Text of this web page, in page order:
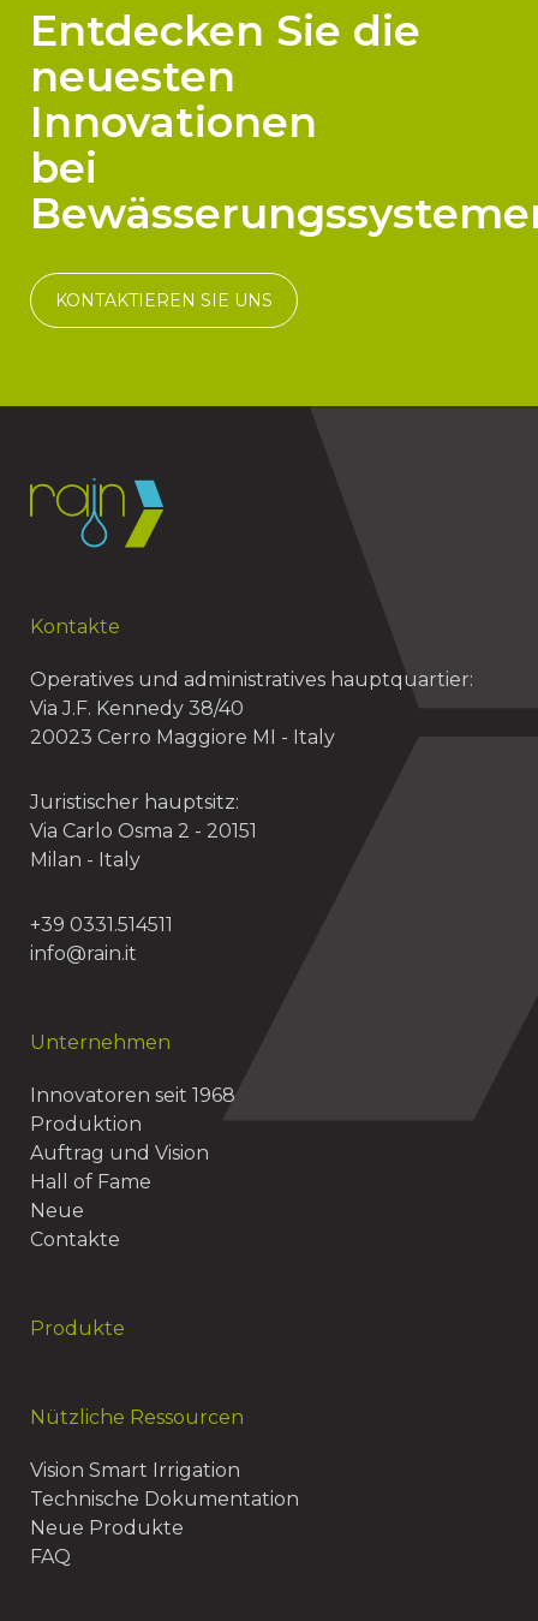
Entdecken Sie die
neuesten
Innovationen
bei
KONTAKTIEREN SIE UNS
Kontakte
Operatives und administratives hauptquartier:
Via J.F. Kennedy 38/40
20023 Cerro Maggiore MI - Italy
Juristischer hauptsitz:
Via Carlo Osma 2 - 20151
Milan - Italy
+39 0331.514511
info@rain.it
Unternehmen
Innovatoren seit 1968
Produktion
Auftrag und Vision
Hall of Fame
Neue
Contakte
Produkte
Nützliche Ressourcen
Vision Smart Irrigation
Technische Dokumentation
Neue Produkte
FAQ